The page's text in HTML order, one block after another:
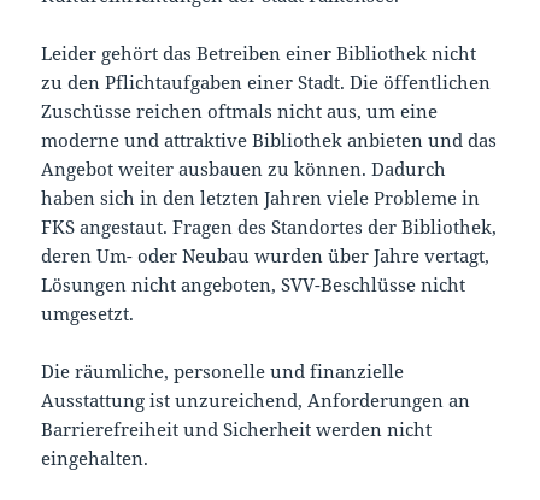
Leider gehört das Betreiben einer Bibliothek nicht
zu den Pflichtaufgaben einer Stadt. Die öffentlichen
Zuschüsse reichen oftmals nicht aus, um eine
moderne und attraktive Bibliothek anbieten und das
Angebot weiter ausbauen zu können. Dadurch
haben sich in den letzten Jahren viele Probleme in
FKS angestaut. Fragen des Standortes der Bibliothek,
deren Um- oder Neubau wurden über Jahre vertagt,
Lösungen nicht angeboten, SVV-Beschlüsse nicht
umgesetzt.
Die räumliche, personelle und finanzielle
Ausstattung ist unzureichend, Anforderungen an
Barrierefreiheit und Sicherheit werden nicht
eingehalten.